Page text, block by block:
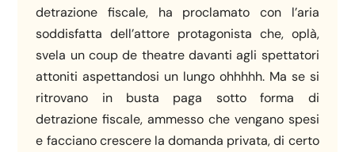
detrazione fiscale, ha proclamato con l’aria
soddisfatta dell’attore protagonista che, oplà,
svela un coup de theatre davanti agli spettatori
attoniti aspettandosi un lungo ohhhhh. Ma se si
ritrovano in busta paga sotto forma di
detrazione fiscale, ammesso che vengano spesi
e facciano crescere la domanda privata, di certo